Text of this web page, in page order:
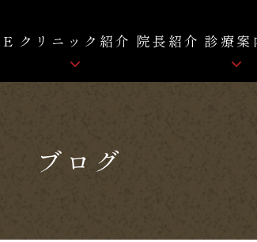
クリニック紹介
院内紹介
院長紹介 診療案
ロコモティブシンドローム
自費リハビリ
ブログ